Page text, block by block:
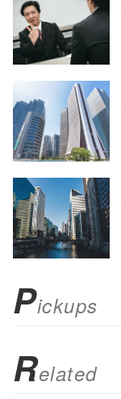
onclick="windo
w.open(this.hre
f, 'Gwindow',
'width=550,
height=450,
menubar=no,
toolbar=no,
scrollbars=yes'
false;"> シェア
Pickups
Related